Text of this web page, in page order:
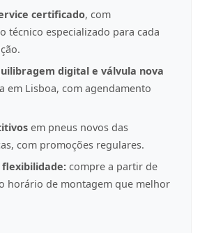
certificado, com
técnico especializado para cada
digital e válvula nova
em Lisboa, com agendamento
em pneus novos das
com promoções regulares.
flexibilidade: compre a partir de
horário de montagem que melhor